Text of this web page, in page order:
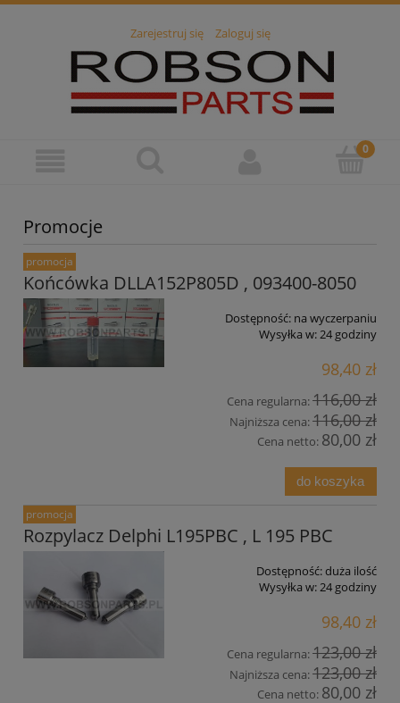
Zarejestruj się Zaloguj się
Promocje
Końcówka DLLA152P805D , 093400-8050
Dostępność: na wyczerpaniu
Wysyłka w:24 godziny
98,40 zł
Cena regularna:116,00 zł
Najniższa cena:116,00 zł
Cena netto: 80,00 zł
do koszyka
promocja
Rozpylacz Delphi L195PBC , L 195 PBC
Dostępność:duża ilość
Wysyłka w:24 godziny
98,40 zł
Cena regularna:123,00 zł
Najniższa cena:123,00 zł
Cena netto: 80,00 zł
promocja